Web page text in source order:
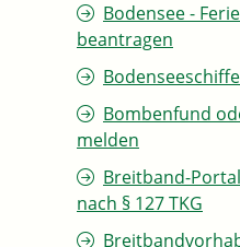
Bodensee -
beantragen
Bombenfund
melden
Breitband-
nach § 127 TKG